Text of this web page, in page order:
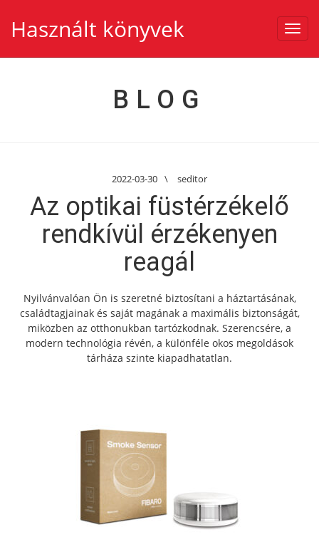
Használt könyvek
BLOG
2022-03-30 \ seditor
Az optikai füstérzékelő
rendkívül érzékenyen
reagál
Nyilvánvalóan Ön is szeretné biztosítani a háztartásának,
családtagjainak és saját magának a maximális biztonságát,
miközben az otthonukban tartózkodnak. Szerencsére, a
modern technológia révén, a különféle okos megoldások
tárháza szinte kiapadhatatlan.